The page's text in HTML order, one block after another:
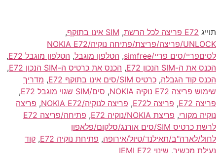
תוייג E72 פריצה לכל הרשת , SIM אינו בתוקף
,
UNLOCK/פריצה/פריצת/פתיחה נוקיה/NOKIA E72
לסיםפריי/סים פריי/simfree
, הטלפון מוגבל, הטלפון מוגבל E72
,
הכנס את ה-SIM הנכון E72
, הכנס את כרטיס ה-SIM הנכון E72
,
הכנס קוד הגבלה, כרטיס SIM/סים אינו בתוקף E72 , מדריך
שימוש פריצה E72 נוקיה NOKIA
, סים/SIM שגוי מוגבל E72
,
פריצה E72
, פריצה לE72 , פריצה לנוקיה/NOKIA E72 , פריצה
נוקיה מקורי, פריצת NOKIA/נוקיה E72 ,
פתיחה/פריצה E72
לרשת כרטיס SIM/סים אורנג/סלקום/פלאפון
לחול/לארה"ב/תאילנד/טיול/אירופה, פתיחת נוקיה E72 , קוד
נעילת מכשיר, שינוי IEMI E72